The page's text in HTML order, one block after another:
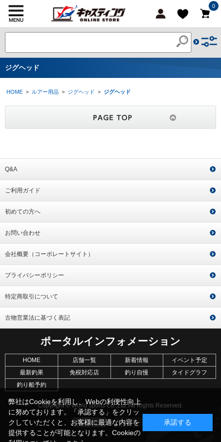
0
ジグヘッド
HOME > ルアー用品 > ジグヘッド > ジグヘッド
Q&A
ご利用ガイド
初めての方へ
お問い合わせ
会社概要（コーポレートサイト）
プライバシーポリシー
特定商取引について
古物営業法に基づく表記
ポータルインフォメーション
HOME 店舗一覧 新着情報
イベント予定
最新釣果
免税対応店 釣り自慢
タイドグラフ
釣り船予約
Copyright © World sports Co.,Ltd. All Rights Reserved.
弊社はCookieを利用し、Webの利便性向上
に努めております。「承認する」をクリッ
クしていただくと、お客様に最適な内容を
提供することが可能となります。Cookieの
承諾する